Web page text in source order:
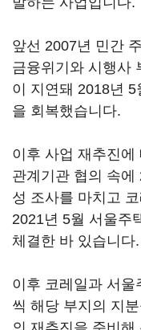
앞선 2007년 민간
금융위기와 시행사
이 지연돼 2018년
을 회복했습니다.
이후 사업 재추진
관계기관 협의 속
성 조사를 마치고
2021년 5월 서울주
체결한 바 있습니다.
이후 코레일과 서
씩 해당 부지의 지